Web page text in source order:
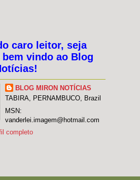
caro leitor, seja
bem vindo ao Blog
BLOG MIRON NOTÍCIAS
TABIRA, PERNAMBUCO, Brazil
MSN:
vanderlei.imagem@hotmail.com
completo